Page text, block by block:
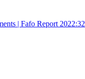
| Fafo Report 2022:32